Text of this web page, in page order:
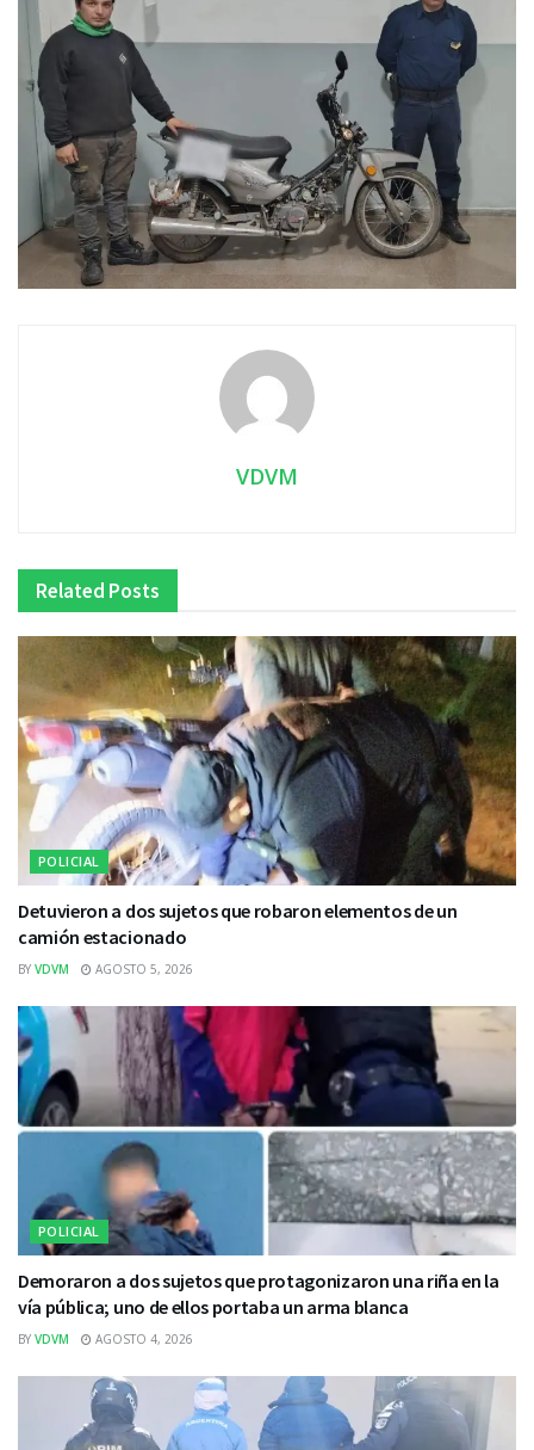
VDVM
Related Posts
POLICIAL
Detuvieron a dos sujetos que robaron elementos de un
camión estacionado
BY VDVM AGOSTO 5, 2026
POLICIAL
Demoraron a dos sujetos que protagonizaron una riña en la
vía pública; uno de ellos portaba un arma blanca
BY VDVM AGOSTO 4, 2026